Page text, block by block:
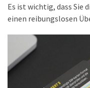
Was
ist
kostengünstiger?
Smartwatch
vs.
Fitnessarmband:
Es ist wichtig, dass
einen reibungslosen